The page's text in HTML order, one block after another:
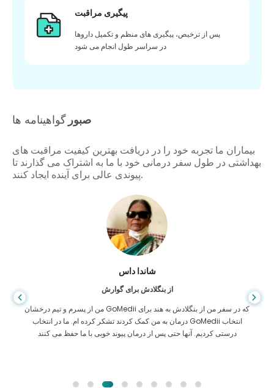
پیگیری مراقبت
پس از ترخیص، پیگیری های منظم و تکمیل داروها
در سراسر طول انجام می شود
صبور گواهینامه ها
بیماران ما تجربه خود را در دریافت بهترین کیفیت مراقبت های
بهداشتی در طول سفر درمانی خود با ما به اشتراک می گذارند تا
پیوندی عالی برای آینده ایجاد کنند.
شاندا داس
از بنگلادش برای گوارش
من از پسرم و تیم درخشان GoMedii که در سفر من از بنگلادش به هند برای
درمان به من کمک کردند تشکر کرده ام. ما در انتخاب GoMedii انتخاب
درستی کردیم. آنها حتی پس از درمان پیوند خوبی با ما حفظ می کنند